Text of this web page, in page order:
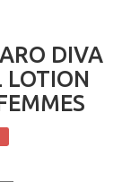
DIVA
LOTION